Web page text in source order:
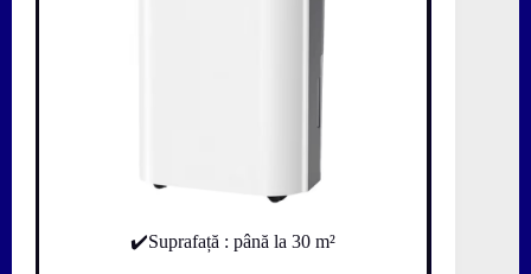
✔️Suprafață : până la 30 m²